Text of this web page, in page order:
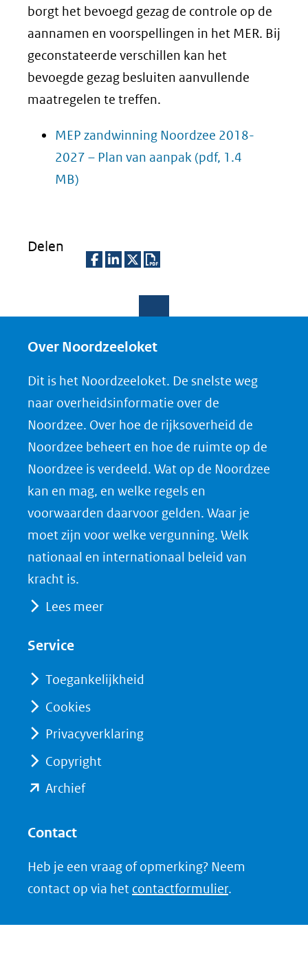
borgt het bevoegd gezag de controle op de
aannamen en voorspellingen in het MER. Bij
geconstateerde verschillen kan het
bevoegde gezag besluiten aanvullende
maatregelen te treffen.
MEP zandwinning Noordzee 2018-
2027 – Plan van aanpak (pdf, 1.4
MB)
Delen
e
o
p
F
a
c
e
b
o
o
in
(verwijst
een
andere
website)
e
o
p
L
i
n
k
e
d
I
(verwijst
andere
e
o
p
X
(opent
in
nieuw
venster)
(verwijst
naar
n
o
a
d
P
D
F
Over Noordzeeloket
Dit is het Noordzeeloket. De snelste weg
naar overheidsinformatie over de
Noordzee. Over hoe de rijksoverheid de
Noordzee beheert en hoe de ruimte op de
Noordzee is verdeeld. Wat op de Noordzee
kan en mag, en welke regels en
voorwaarden daarvoor gelden. Waar je
moet zijn voor welke vergunning. Welk
nationaal en internationaal beleid van
kracht is.
Lees meer
Service
Toegankelijkheid
Cookies
Privacyverklaring
Copyright
Archief(opent
(verwijst
naar
Contact
Heb je een vraag of opmerking? Neem
contact op via het contactformulier.